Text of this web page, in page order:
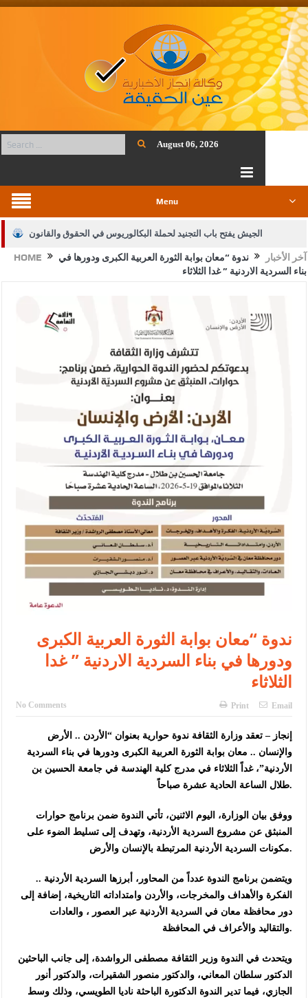
August 06, 2026
Menu
الجيش يفتح باب التجنيد لحملة البكالوريوس في الحقوق والقانون
بيان اجتماع عمّان:دعم الوصاية الهاشمية التاريخية على المقدسات
النواب يقر مشروع تعديل قانون الملكية العقارية
القاضي يلتقي رؤساء تحرير الصحف اليومية ويؤكد حرص مجلس النواب
على شراكة فاعلة مع الإعلام
دعوة المكلفين بخدمة العلم (الدفعة الثالثة) إلى مراجعة منصة خدمة
العلم
الملك يلتقي مجموعة من رفاق السلاح
الملك يتلقى اتصالا هاتفيا من العاهل البحريني
القاضي محمود أحمد فريحات.. مبارك ومزيدا من التوفيق
عارف بيك فريحات.. مبارك وبكم تزهو المناصب
HOME آخر الأخبار
ندوة “معان بوابة الثورة العربية الكبرى ودورها في
بناء السردية الاردنية ” غدا الثلاثاء
ندوة “معان بوابة الثورة العربية الكبرى
ودورها في بناء السردية الاردنية ” غدا
الثلاثاء
No Comments Print Email
إنجاز – تعقد وزارة الثقافة ندوة حوارية بعنوان “الأردن .. الأرض
والإنسان .. معان بوابة الثورة العربية الكبرى ودورها في بناء السردية
الأردنية”، غداً الثلاثاء في مدرج كلية الهندسة في جامعة الحسين بن
طلال الساعة الحادية عشرة صباحاً.
ووفق بيان الوزارة، اليوم الاثنين، تأتي الندوة ضمن برنامج حوارات
المنبثق عن مشروع السردية الأردنية، وتهدف إلى تسليط الضوء على
مكونات السردية الأردنية المرتبطة بالإنسان والأرض.
ويتضمن برنامج الندوة عدداً من المحاور، أبرزها السردية الأردنية ..
الفكرة والأهداف والمخرجات، والأردن وامتداداته التاريخية، إضافة إلى
دور محافظة معان في السردية الأردنية عبر العصور ، والعادات
والتقاليد والأعراف في المحافظة.
ويتحدث في الندوة وزير الثقافة مصطفى الرواشدة، إلى جانب الباحثين
الدكتور سلطان المعاني، والدكتور منصور الشقيرات، والدكتور أنور
الجازي، فيما تدير الندوة الدكتورة الباحثة ناديا الطويسي، وذلك وسط